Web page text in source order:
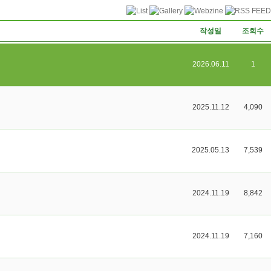
작성일 조회수
2026.06.11 1
2025.11.12 4,090
2025.05.13 7,539
2024.11.19 8,842
2024.11.19 7,160